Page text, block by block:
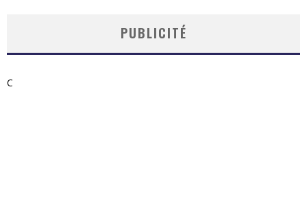
PUBLICITÉ
C